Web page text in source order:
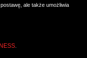
ale także umożliwia